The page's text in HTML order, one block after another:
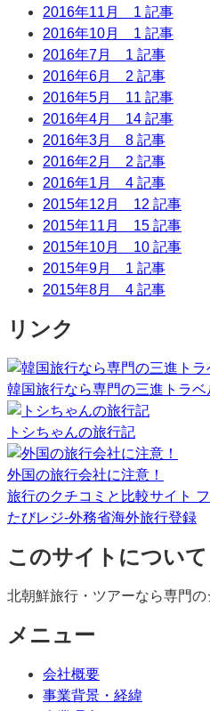
2016年11月 1 記事
2016年10月 1 記事
2016年7月 1 記事
2016年6月 2 記事
2016年5月 11 記事
2016年4月 14 記事
2016年3月 8 記事
2016年2月 2 記事
2016年1月 4 記事
2015年12月 12 記事
2015年11月 15 記事
2015年10月 10 記事
2015年9月 1 記事
2015年8月 4 記事
リンク
韓国旅行なら専門の三進トラベ
トシちゃんの旅行記
外国の旅行会社に注意！
旅行のクチコミと比較サイト
たびレジ-外務省海外旅行登録
このサイトについて
北朝鮮旅行・ツアーなら専門
メニュー
会社概要
事業背景・経緯